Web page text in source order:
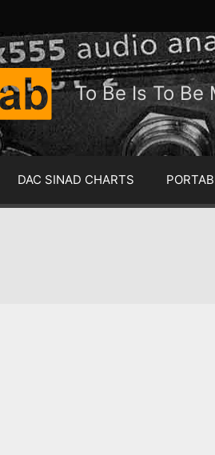
To Be Is To Be
DAC SINAD CHARTS